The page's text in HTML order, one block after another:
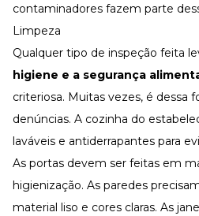
contaminadores fazem parte
Limpeza
Qualquer tipo de inspeção feita
higiene e a segurança
criteriosa. Muitas vezes, é dessa
denúncias. A cozinha do
laváveis e antiderrapantes para
As portas devem ser feitas em
higienização. As paredes
material liso e cores claras. As